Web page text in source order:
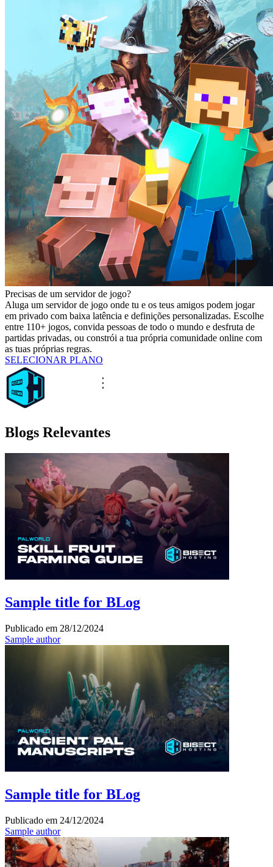
Precisas de um servidor de jogo?
Aluga um servidor de jogo onde tu e os teus amigos podem jogar
em privado com baixa latência e definições personalizadas. Escolhe
entre 110+ jogos, convida pessoas de todo o mundo e desfruta de
partidas privadas, ou constrói a tua própria comunidade online com
as tuas próprias regras.
SELECIONAR PLANO
Blogs Relevantes
Sample title for BLog
Publicado em 28/12/2024
Sample author
Sample title for BLog
Publicado em 24/12/2024
Sample author